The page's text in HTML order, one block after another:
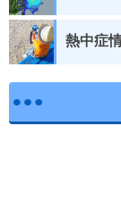
熱中症